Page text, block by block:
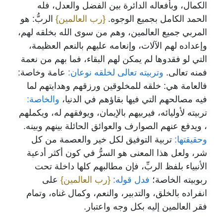
الكمال، وبأفعاله الدائرة بين الفضل والعدل، فله
الحمد الكامل بجميع الوجوه. {رب العالمين} الربُّ: هو
المربي جميع العالمين، وهم من سوى الله بخلقه لهم،
وإعداده لهم الآلات، وإنعامه عليهم بالنعم العظيمة،
التي لو فقدوها لم يمكن لهم البقاء، فما بهم من نعمة
فمنه تعالى. وتربيته تعالى لخلقه نوعان: عامة وخاصة:
فالعامة هي: خلقه للمخلوقين ورزقهم وهدايتهم لما
فيه مصالحهم التي فيها بقاؤهم في الدنيا، والخاصة:
تربيته لأوليائه، فيربيهم بالإيمان، ويوفقهم له، ويكملهم
، ويدفع عنهم الصوارف والعوائق الحائلة بينهم وبينه.
وحقيقتها: تربية التوفيق لكل خير والعصمة من كل
شر، ولعل هذا المعنى هو السرُّ في كون أكثر أدعية
الأنبياء بلفظ الربِّ، فإن مطالبهم كلها داخلة تحت
ربوبيته الخاصة؛ فدل قوله: {رب العالمين} على
انفراده بالخلق، والتدبير، والنعم، وكمال غناه، وتمام
فقر العالمين إليه بكل وجه واعتبار.